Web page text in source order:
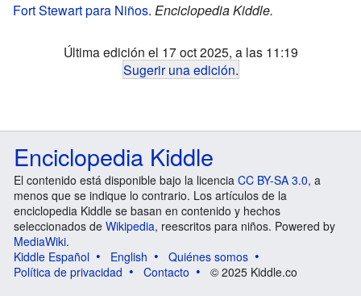
Fort Stewart para Niños. Enciclopedia Kiddle.
Última edición el 17 oct 2025, a las 11:19
Sugerir una edición.
Enciclopedia Kiddle
El contenido está disponible bajo la licencia CC BY-SA 3.0, a
menos que se indique lo contrario. Los artículos de la
enciclopedia Kiddle se basan en contenido y hechos
seleccionados de Wikipedia, reescritos para niños. Powered by
MediaWiki.
Kiddle Español
English
Quiénes somos
Política de privacidad
Contacto © 2025 Kiddle.co